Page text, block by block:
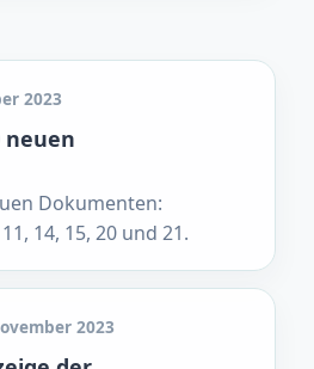
2023
neuen
Dokumenten:
14, 15, 20 und 21.
2023